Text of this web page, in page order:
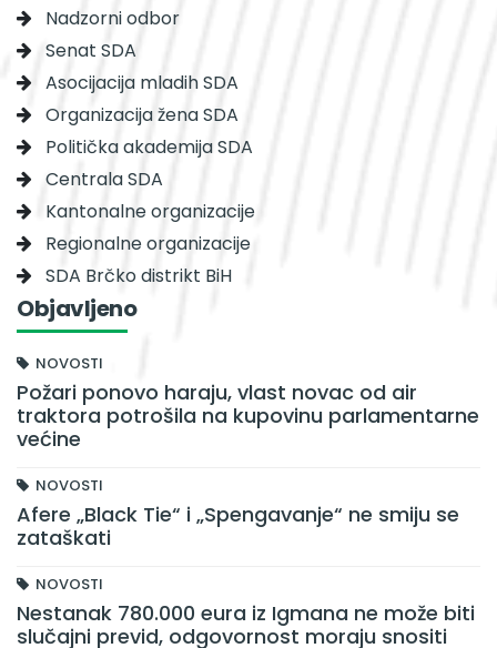
Nadzorni odbor
Senat SDA
Asocijacija mladih SDA
Organizacija žena SDA
Politička akademija SDA
Centrala SDA
Kantonalne organizacije
Regionalne organizacije
SDA Brčko distrikt BiH
Objavljeno
NOVOSTI
Požari ponovo haraju, vlast novac od air
traktora potrošila na kupovinu parlamentarne
većine
NOVOSTI
Afere „Black Tie“ i „Spengavanje“ ne smiju se
zataškati
NOVOSTI
Nestanak 780.000 eura iz Igmana ne može biti
slučajni previd, odgovornost moraju snositi